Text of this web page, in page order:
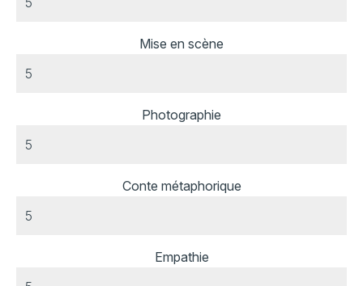
Mise en scène
Photographie
Conte métaphorique
Empathie